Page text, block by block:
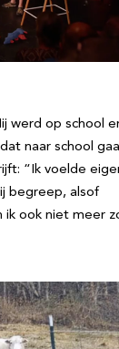
werd op school
naar school
“Ik voelde
begreep, alsof
ik ook niet meer